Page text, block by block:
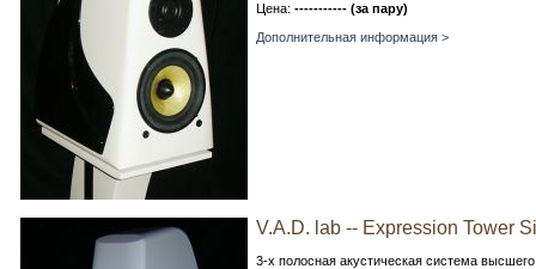
Цена: ----------- (за пару)
Дополнительная информация >
V.A.D. lab -- Expression Tower
3-х полосная акустическая система